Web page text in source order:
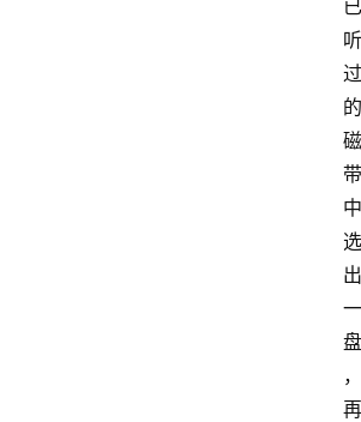
已
听
过
的
磁
带
中
选
出
一
盘
，
再